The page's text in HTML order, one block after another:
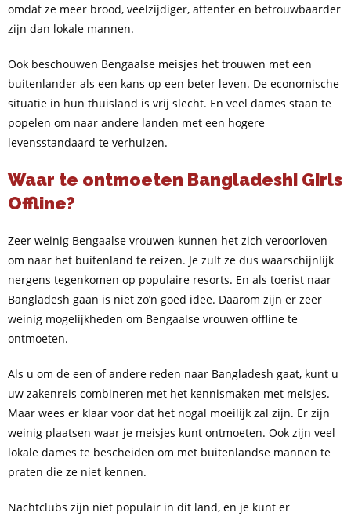
omdat ze meer brood, veelzijdiger, attenter en betrouwbaarder
zijn dan lokale mannen.
Ook beschouwen Bengaalse meisjes het trouwen met een
buitenlander als een kans op een beter leven. De economische
situatie in hun thuisland is vrij slecht. En veel dames staan te
popelen om naar andere landen met een hogere
levensstandaard te verhuizen.
Waar te ontmoeten Bangladeshi Girls
Offline?
Zeer weinig Bengaalse vrouwen kunnen het zich veroorloven
om naar het buitenland te reizen. Je zult ze dus waarschijnlijk
nergens tegenkomen op populaire resorts. En als toerist naar
Bangladesh gaan is niet zo’n goed idee. Daarom zijn er zeer
weinig mogelijkheden om Bengaalse vrouwen offline te
ontmoeten.
Als u om de een of andere reden naar Bangladesh gaat, kunt u
uw zakenreis combineren met het kennismaken met meisjes.
Maar wees er klaar voor dat het nogal moeilijk zal zijn. Er zijn
weinig plaatsen waar je meisjes kunt ontmoeten. Ook zijn veel
lokale dames te bescheiden om met buitenlandse mannen te
praten die ze niet kennen.
Nachtclubs zijn niet populair in dit land, en je kunt er